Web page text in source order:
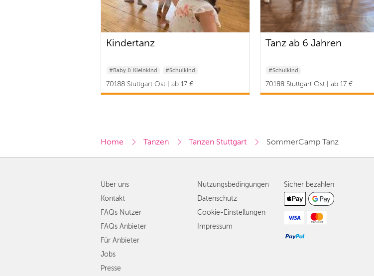
Kindertanz
#Baby & Kleinkind #Schulkind
70188 Stuttgart Ost | ab 17 €
Tanz ab 6 Jahren
#Schulkind
70188 Stuttgart Ost | ab 17 €
Home Tanzen Tanzen Stuttgart SommerCamp Tanz
Über uns
Kontakt
FAQs Nutzer
FAQs Anbieter
Für Anbieter
Jobs
Presse
Nutzungsbedingungen
Datenschutz
Cookie-Einstellungen
Impressum
Sicher bezahlen